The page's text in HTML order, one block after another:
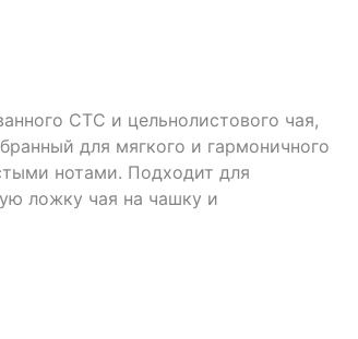
CTC и цельнолистового чая,
для мягкого и гармоничного
нотами. Подходит для
ложку чая на чашку и